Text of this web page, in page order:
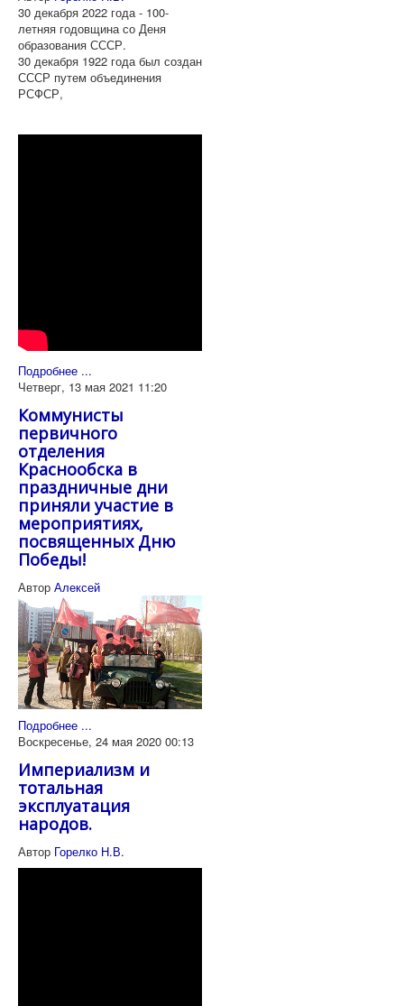
30 декабря 2022 года - 100-
летняя годовщина со Деня
образования СССР.
30 декабря 1922 года был создан
СССР путем объединения
РСФСР,
Подробнее ...
Четверг, 13 мая 2021 11:20
Коммунисты
первичного
отделения
Краснообска в
праздничные дни
приняли участие в
мероприятиях,
посвященных Дню
Победы!
Автор Алексей
Подробнее ...
Воскресенье, 24 мая 2020 00:13
Империализм и
тотальная
эксплуатация
народов.
Автор Горелко Н.В.